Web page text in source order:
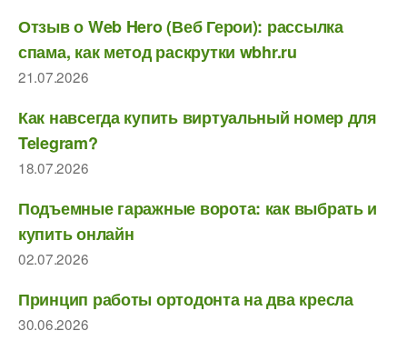
Отзыв о Web Hero (Веб Герои): рассылка
спама, как метод раскрутки wbhr.ru
21.07.2026
Как навсегда купить виртуальный номер для
Telegram?
18.07.2026
Подъемные гаражные ворота: как выбрать и
купить онлайн
02.07.2026
Принцип работы ортодонта на два кресла
30.06.2026